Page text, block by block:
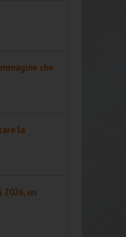
che
la
2026, un